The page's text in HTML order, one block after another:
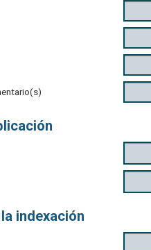
indexación